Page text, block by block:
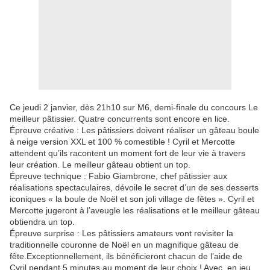
Ce jeudi 2 janvier, dès 21h10 sur M6, demi-finale du concours Le
meilleur pâtissier. Quatre concurrents sont encore en lice.
Épreuve créative : Les pâtissiers doivent réaliser un gâteau boule
à neige version XXL et 100 % comestible ! Cyril et Mercotte
attendent qu’ils racontent un moment fort de leur vie à travers
leur création. Le meilleur gâteau obtient un top.
Épreuve technique : Fabio Giambrone, chef pâtissier aux
réalisations spectaculaires, dévoile le secret d’un de ses desserts
iconiques « la boule de Noël et son joli village de fêtes ». Cyril et
Mercotte jugeront à l’aveugle les réalisations et le meilleur gâteau
obtiendra un top.
Épreuve surprise : Les pâtissiers amateurs vont revisiter la
traditionnelle couronne de Noël en un magnifique gâteau de
fête.Exceptionnellement, ils bénéficieront chacun de l’aide de
Cyril pendant 5 minutes au moment de leur choix ! Avec, en jeu,